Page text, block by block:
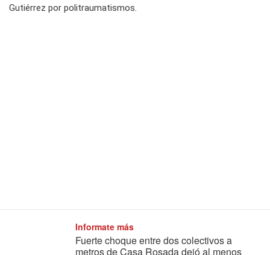
Gutiérrez por politraumatismos.
Informate más
Fuerte choque entre dos colectivos a
metros de Casa Rosada dejó al menos